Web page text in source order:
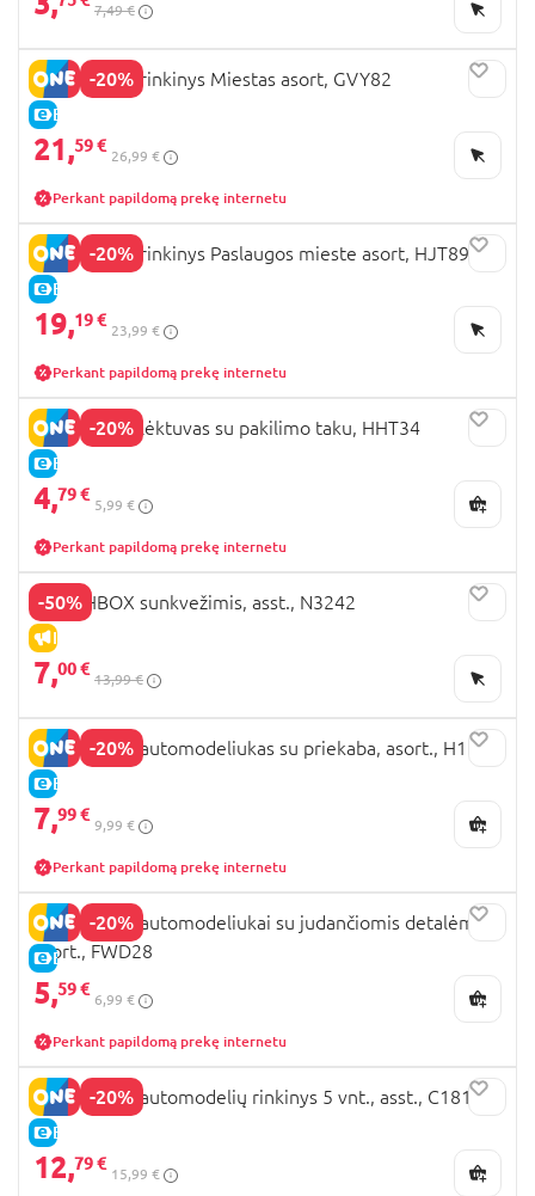
7,49 €
-20%
E-KAINA
MATCHBOX rinkinys Miestas asort, GVY82
21,59 €
26,99 €
Perkant papildomą prekę internetu
-20%
E-KAINA
MATCHBOX rinkinys Paslaugos mieste asort, HJT89
19,19 €
23,99 €
Perkant papildomą prekę internetu
-20%
E-KAINA
MATCHBOX lėktuvas su pakilimo taku, HHT34
4,79 €
5,99 €
Perkant papildomą prekę internetu
-50%
IŠPARDAVIMAS
MATCHBOX sunkvežimis, asst., N3242
7,00 €
13,99 €
-20%
E-KAINA
MATCHBOX automodeliukas su priekaba, asort., H1235
7,99 €
9,99 €
Perkant papildomą prekę internetu
-20%
E-KAINA
MATCHBOX automodeliukai su judančiomis detalėmis,
asort., FWD28
5,59 €
6,99 €
Perkant papildomą prekę internetu
-20%
E-KAINA
MATCHBOX automodelių rinkinys 5 vnt., asst., C1817
12,79 €
15,99 €